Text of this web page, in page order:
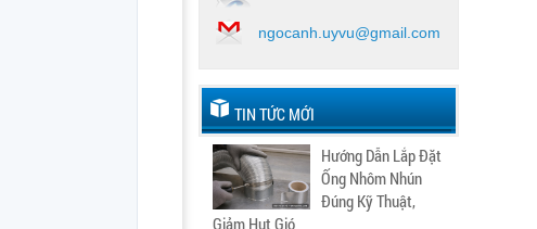
ngocanh.uyvu@gmail.com
TIN TỨC MỚI
Hướng Dẫn Lắp Đặt
Ống Nhôm Nhún
Đúng Kỹ Thuật,
Giảm Hụt Gió